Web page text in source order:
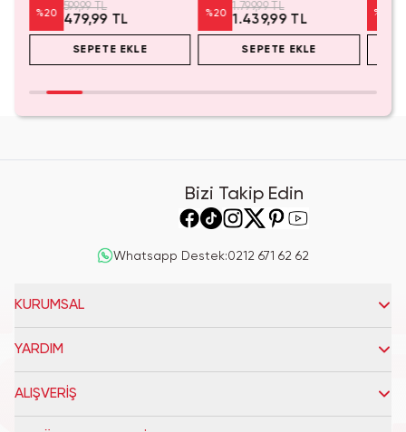
%20
599,99 TL
479,99 TL
SEPETE EKLE
%20
1.799,99 TL
1.439,99 TL
SEPETE EKLE
%
Bizi Takip Edin
Whatsapp Destek:0212 671 62 62
KURUMSAL
YARDIM
ALIŞVERİŞ